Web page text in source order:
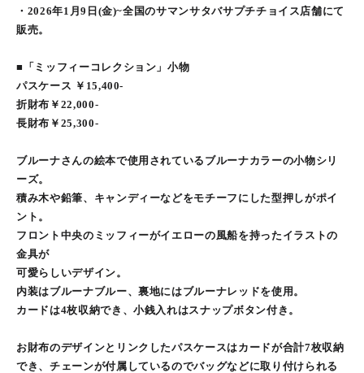
・2026年1月9日(金)~全国のサマンサタバサプチチョイス店舗にて
販売。
■「ミッフィーコレクション」小物
パスケース ￥15,400-
折財布￥22,000-
長財布￥25,300-
ブルーナさんの絵本で使用されているブルーナカラーの小物シリ
ーズ。
積み木や鉛筆、キャンディーなどをモチーフにした型押しがポイ
ント。
フロント中央のミッフィーがイエローの風船を持ったイラストの
金具が
可愛らしいデザイン。
内装はブルーナブルー、裏地にはブルーナレッドを使用。
カードは4枚収納でき、小銭入れはスナップボタン付き。
お財布のデザインとリンクしたパスケースはカードが合計7枚収納
でき、チェーンが付属しているのでバッグなどに取り付けられる